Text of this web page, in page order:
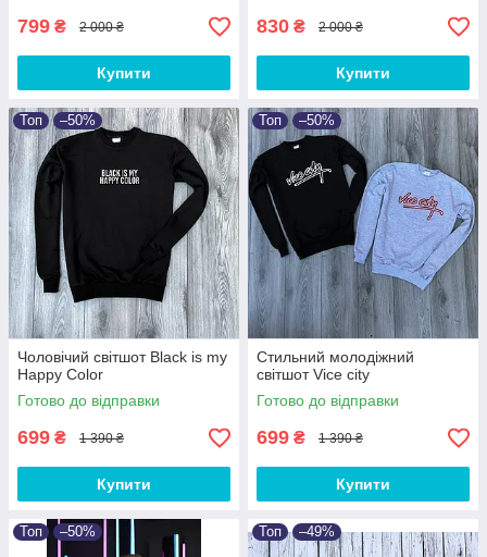
799 ₴ 2 000 ₴
Купити
830 ₴ 2 000 ₴
Купити
Топ –50%
Чоловічий світшот Black is my
Happy Color
Готово до відправки
699 ₴ 1 390 ₴
Купити
Топ –50%
Стильний молодіжний
світшот Vice city
Готово до відправки
699 ₴ 1 390 ₴
Купити
Топ –50% Топ –49%